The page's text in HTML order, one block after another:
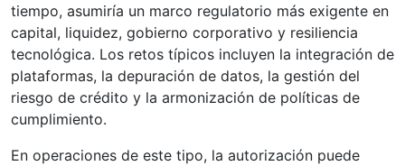
tiempo, asumiría un marco regulatorio más exigente en
capital, liquidez, gobierno corporativo y resiliencia
tecnológica. Los retos típicos incluyen la integración de
plataformas, la depuración de datos, la gestión del
riesgo de crédito y la armonización de políticas de
cumplimiento.
En operaciones de este tipo, la autorización puede